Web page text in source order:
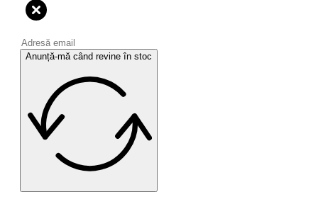
Anunță-mă când revine în stoc